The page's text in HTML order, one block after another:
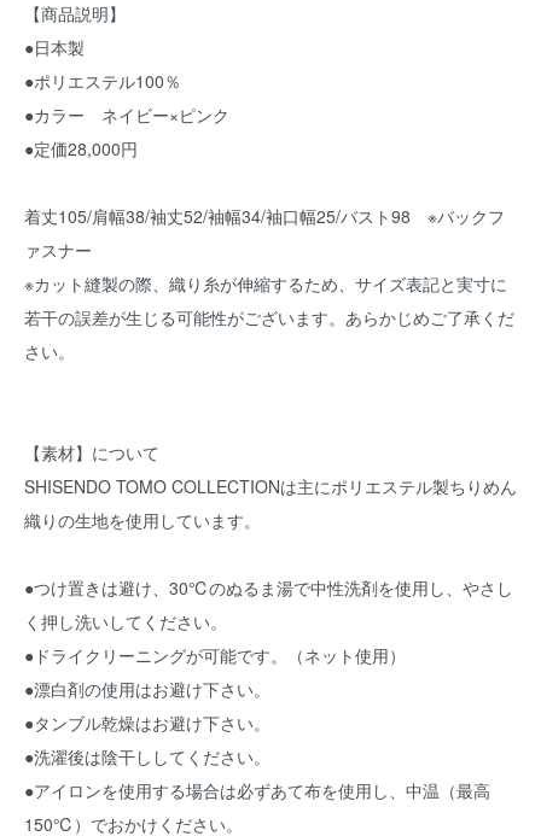
【商品説明】
●日本製
●ポリエステル100％
●カラー ネイビー×ピンク
●定価28,000円
着丈105/肩幅38/袖丈52/袖幅34/袖口幅25/バスト98 ※バックフ
ァスナー
※カット縫製の際、織り糸が伸縮するため、サイズ表記と実寸に
若干の誤差が生じる可能性がございます。あらかじめご了承くだ
さい。
【素材】について
SHISENDO TOMO COLLECTIONは主にポリエステル製ちりめん
織りの生地を使用しています。
●つけ置きは避け、30℃のぬるま湯で中性洗剤を使用し、やさし
く押し洗いしてください。
●ドライクリーニングが可能です。（ネット使用）
●漂白剤の使用はお避け下さい。
●タンブル乾燥はお避け下さい。
●洗濯後は陰干ししてください。
●アイロンを使用する場合は必ずあて布を使用し、中温（最高
150℃）でおかけください。